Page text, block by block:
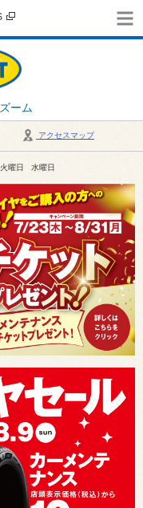
ーム
アクセスマップ
曜日 水曜日